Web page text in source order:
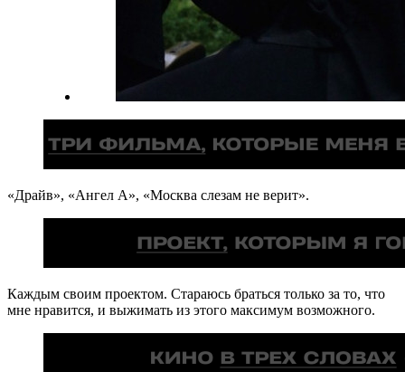
«Драйв», «Ангел А», «Москва слезам не верит».
Каждым своим проектом. Стараюсь браться только за то, что
мне нравится, и выжимать из этого максимум возможного.